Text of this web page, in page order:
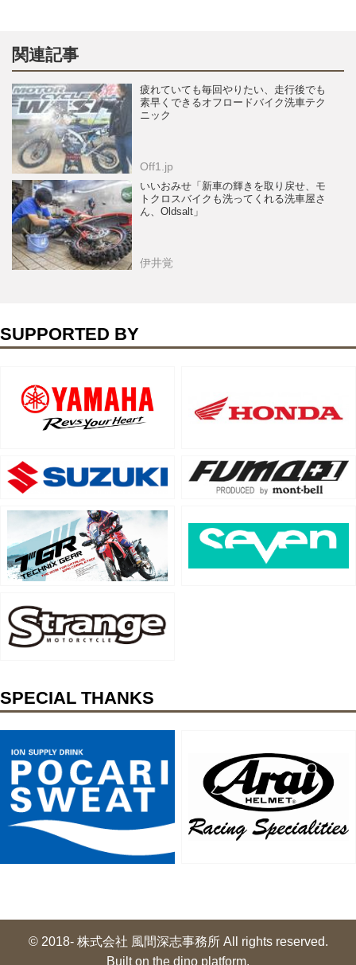
関連記事
疲れていても毎回やりたい、走行後でも
素早くできるオフロードバイク洗車テク
ニック
Off1.jp
いいおみせ「新車の輝きを取り戻せ、モ
トクロスバイクも洗ってくれる洗車屋さ
ん、Oldsalt」
伊井覚
SUPPORTED BY
SPECIAL THANKS
© 2018- 株式会社 風間深志事務所 All rights reserved.
Built on the dino platform.